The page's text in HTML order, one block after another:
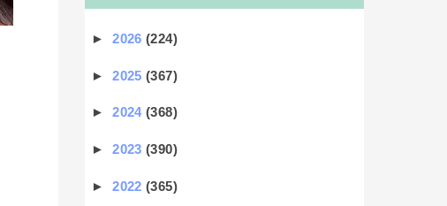
►2026(224)
►2025(367)
►2024(368)
►2023(390)
►2022(365)